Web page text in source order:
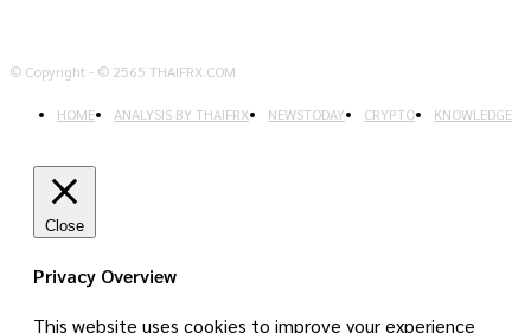
© Copyright - © 2565 THAIFRX.COM
HOME ANALYSIS BY THAIFRX NEWSTODAY CRYPTO KNOWLEDGE
Close
Privacy Overview
This website uses cookies to improve your experience